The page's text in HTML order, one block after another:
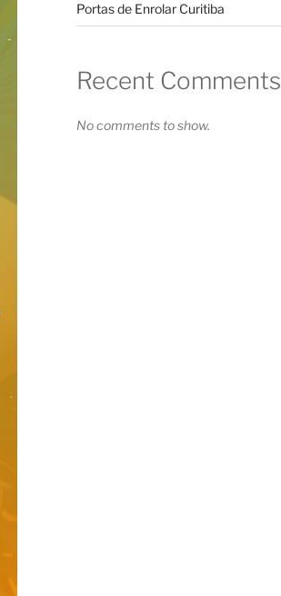
Portas de Enrolar Curitiba
Recent Comments
No comments to show.